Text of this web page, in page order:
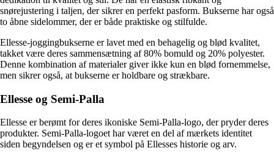
snørejustering i taljen, der sikrer en perfekt pasform. Bukserne har også
to åbne sidelommer, der er både praktiske og stilfulde.
Ellesse-joggingbukserne er lavet med en behagelig og blød kvalitet,
takket være deres sammensætning af 80% bomuld og 20% polyester.
Denne kombination af materialer giver ikke kun en blød fornemmelse,
men sikrer også, at bukserne er holdbare og strækbare.
Ellesse og Semi-Palla
Ellesse er berømt for deres ikoniske Semi-Palla-logo, der pryder deres
produkter. Semi-Palla-logoet har været en del af mærkets identitet
siden begyndelsen og er et symbol på Ellesses historie og arv.